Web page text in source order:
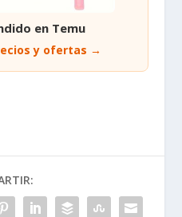
en Temu
y ofertas →